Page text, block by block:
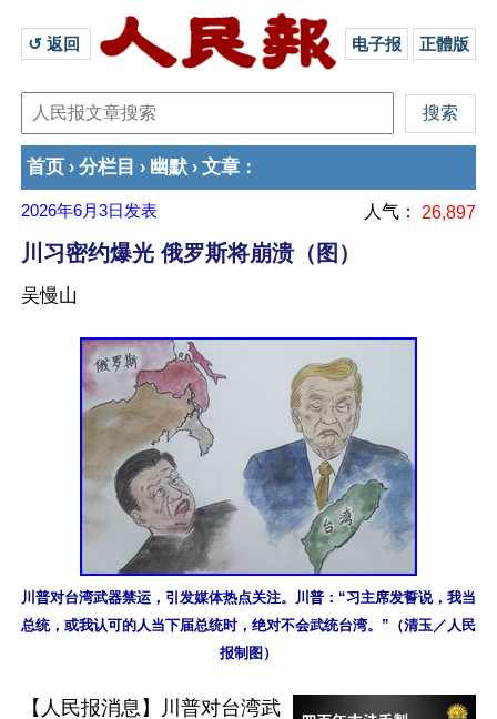
↺ 返回 电子报 正體版
首页 › 分栏目 › 幽默 › 文章 ：
2026年6月3日 发表 人气： 26,897
川习密约爆光 俄罗斯将崩溃（图）
吴慢山
川普对台湾武器禁运，引发媒体热点关注。川普：“习主席发誓说，我当
总统，或我认可的人当下届总统时，绝对不会武统台湾。”（清玉／人民
报制图）
【人民报消息】川普对台湾武